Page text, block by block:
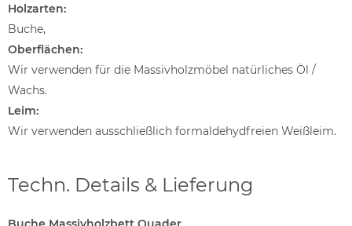
Holzarten:
Buche,
Oberflächen:
Wir verwenden für die Massivholzmöbel natürliches Öl /
Wachs.
Leim:
Wir verwenden ausschließlich formaldehydfreien Weißleim.
Techn. Details & Lieferung